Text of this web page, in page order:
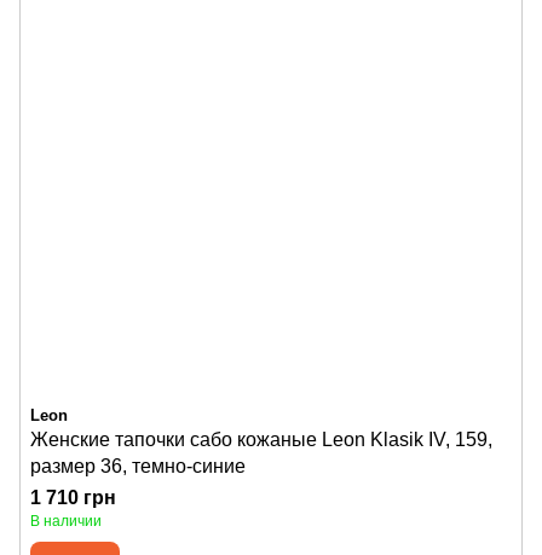
Leon
Женские тапочки сабо кожаные Leon Klasik IV, 159,
размер 36, темно-синие
1 710 грн
В наличии